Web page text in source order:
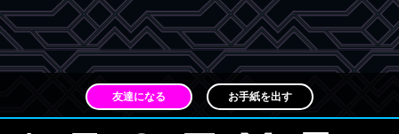
友達になる お手紙を出す